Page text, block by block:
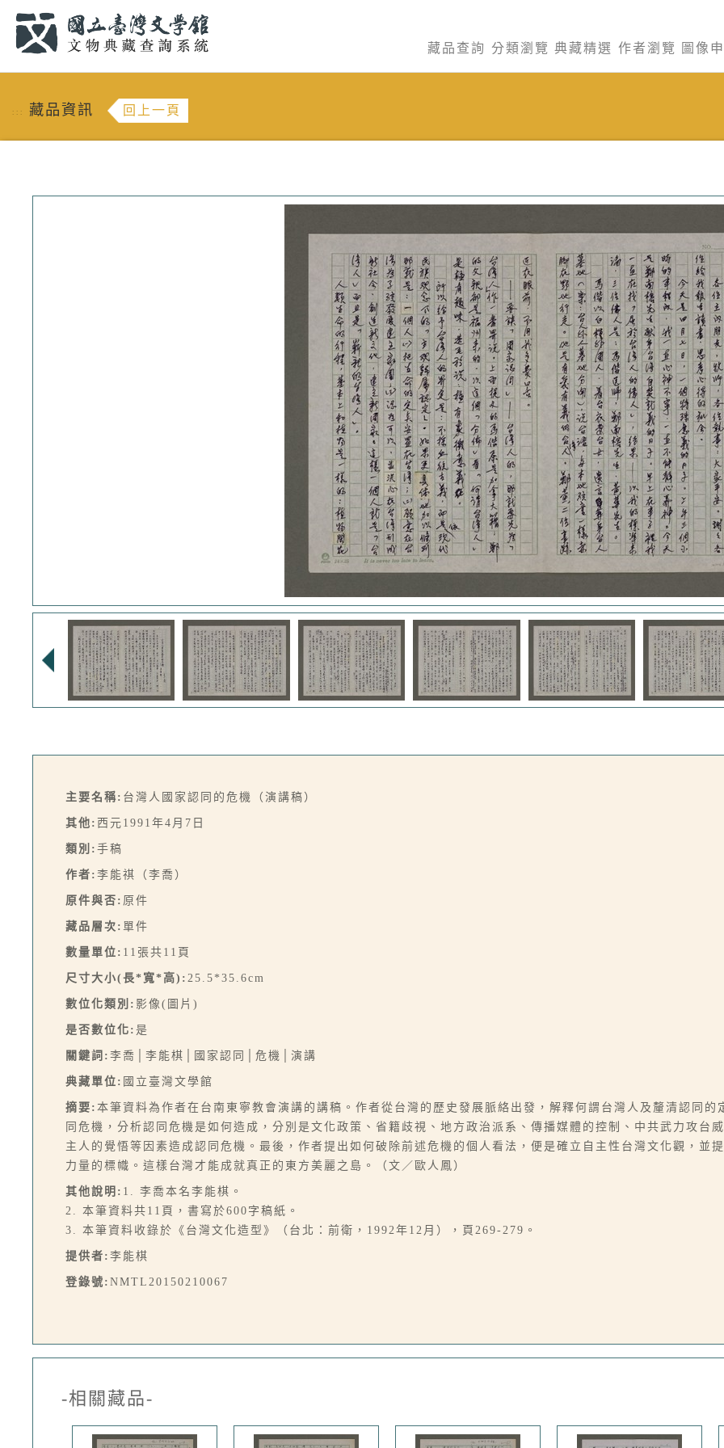
藏品查詢 分類瀏覽 典藏精選 作者瀏覽 圖像
::: 藏品資訊 回上一頁
主要名稱: 台灣人國家認同的危機（演講稿）
其他: 西元1991年4月7日
類別: 手稿
作者: 李能祺（李喬）
原件與否: 原件
藏品層次: 單件
數量單位: 11張共11頁
尺寸大小(長*寬*高): 25.5*35.6cm
數位化類別: 影像(圖片)
是否數位化: 是
關鍵詞: 李喬│李能棋│國家認同│危機│演講
典藏單位: 國立臺灣文學館
摘要: 本筆資料為作者在台南東寧教會演講的講稿。作者從台灣的歷史發展脈絡出發，解釋何謂台灣人及釐清認同
同危機，分析認同危機是如何造成，分別是文化政策、省籍歧視、地方政治派系、傳播媒體的控制、中共武力攻台
主人的覺悟等因素造成認同危機。最後，作者提出如何破除前述危機的個人看法，便是確立自主性台灣文化觀，並
力量的標幟。這樣台灣才能成就真正的東方美麗之島。（文／歐人鳳）
其他說明: 1. 李喬本名李能棋。
2. 本筆資料共11頁，書寫於600字稿紙。
3. 本筆資料收錄於《台灣文化造型》（台北：前衛，1992年12月），頁269-279。
提供者: 李能棋
登錄號: NMTL20150210067
-相關藏品-